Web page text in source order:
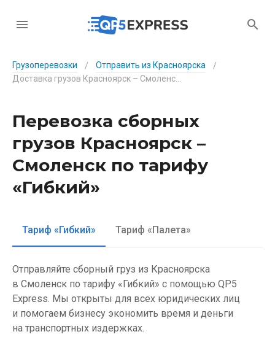
Грузоперевозки / Отправить из Красноярска
/
Перевозка сборных
грузов Красноярск –
Смоленск по тарифу
«Гибкий»
Тариф «Гибкий» Тариф «Палета»
Отправляйте сборный груз из Красноярска
в Смоленск по тарифу «Гибкий» с помощью QP5
Express. Мы открыты для всех юридических лиц
и помогаем бизнесу экономить время и деньги
на транспортных издержках.